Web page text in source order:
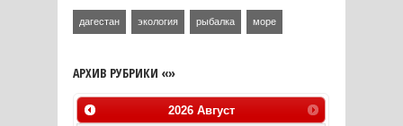
дагестан экология рыбалка море
АРХИВ РУБРИКИ «»
2026 Август